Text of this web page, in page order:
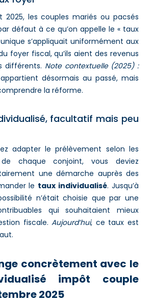
2025, les couples mariés ou pacsés
défaut à ce qu’on appelle le « taux
s’appliquait uniformément aux
foyer fiscal, qu’ils aient des revenus
différents. Note contextuelle (2025) :
désormais au passé, mais
la réforme.
facultatif mais peu
adapter le prélèvement selon les
chaque conjoint, vous deviez
une démarche auprès des
le taux individualisé. Jusqu’à
n’était choisie que par une
qui souhaitaient mieux
fiscale.Aujourd’hui, ce taux est
concrètement avec le
impôt couple
2025